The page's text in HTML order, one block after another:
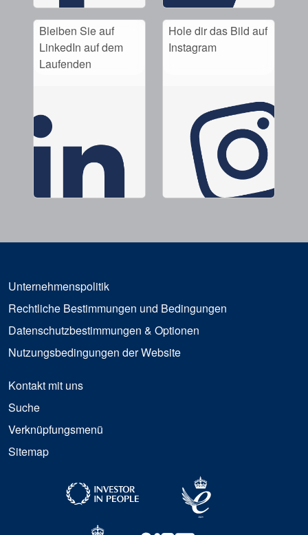
Bleiben Sie auf
LinkedIn auf dem
Laufenden
Hole dir das Bild auf
Instagram
Unternehmenspolitik
Rechtliche Bestimmungen und Bedingungen
Datenschutzbestimmungen & Optionen
Nutzungsbedingungen der Website
Kontakt mit uns
Suche
Verknüpfungsmenü
Sitemap